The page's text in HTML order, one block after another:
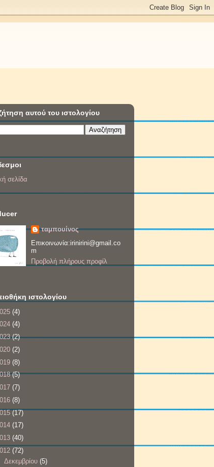
αυτού του ιστολογίου
σελίδα
ταμπουίνος
Επικοινωνία:irinirini@gmail.co
m
Προβολή πλήρους προφίλ
ιστολογίου
(4)
(4)
(2)
(2)
(8)
(5)
(7)
(8)
(17)
(17)
(40)
(72)
Δεκεμβρίου (5)